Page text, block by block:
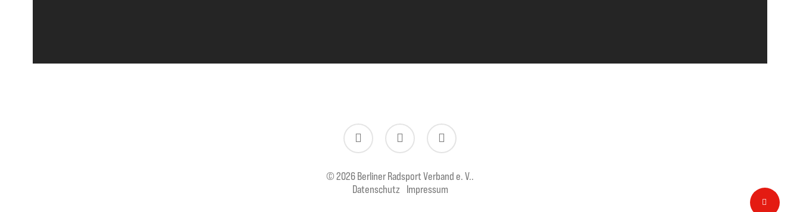
twitter facebook instagram
© 2026 Berliner Radsport Verband e. V..
Datenschutz
Impressum